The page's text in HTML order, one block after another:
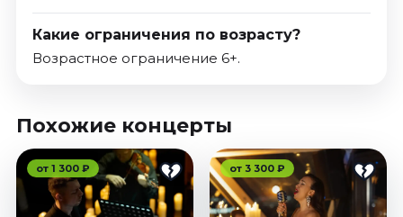
Какие ограничения по возрасту?
Возрастное ограничение 6+.
Похожие концерты
от 1 300 ₽ от 3 300 ₽